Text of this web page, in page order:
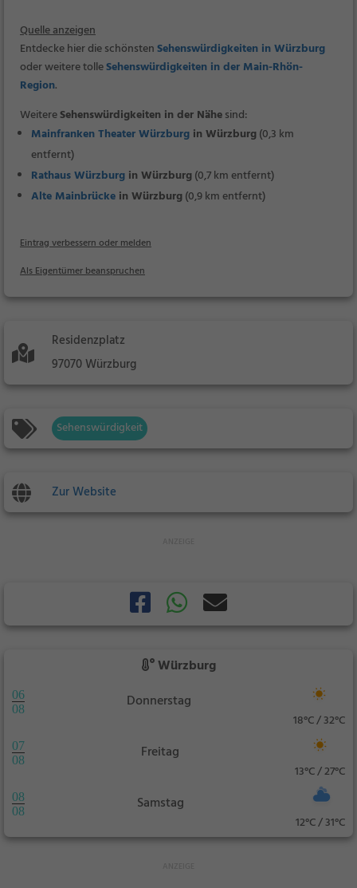
Quelle anzeigen
Entdecke hier die schönstenSehenswürdigkeiten in Würzburg
oder weitere tolleSehenswürdigkeiten in der Main-Rhön-
Region.
WeitereSehenswürdigkeiten in der Nähesind:
Mainfranken Theater Würzburg in Würzburg(0,3 km
entfernt)
Rathaus Würzburg in Würzburg(0,7 km entfernt)
Alte Mainbrücke in Würzburg(0,9 km entfernt)
Eintrag verbessern oder melden
Als Eigentümer beanspruchen
Residenzplatz
97070 Würzburg
Sehenswürdigkeit
Zur Website
Würzburg
06
08
Donnerstag
18°C / 32°C
07
08
Freitag
13°C / 27°C
08
08
Samstag
12°C / 31°C